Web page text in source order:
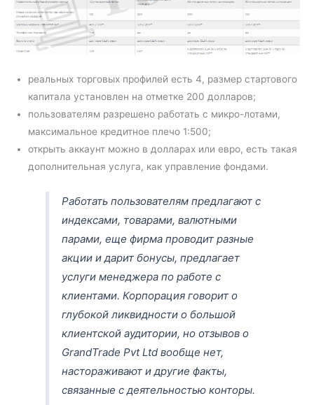
реальных торговых профилей есть 4, размер стартового
капитала установлен на отметке 200 долларов;
пользователям разрешено работать с микро-лотами,
максимальное кредитное плечо 1:500;
открыть аккаунт можно в долларах или евро, есть такая
дополнительная услуга, как управление фондами.
Работать пользователям предлагают с
индексами, товарами, валютными
парами, еще фирма проводит разные
акции и дарит бонусы, предлагает
услуги менеджера по работе с
клиентами. Корпорация говорит о
глубокой ликвидности о большой
клиентской аудитории, но отзывов о
GrandTrade Pvt Ltd вообще нет,
настораживают и другие факты,
связанные с деятельностью конторы.